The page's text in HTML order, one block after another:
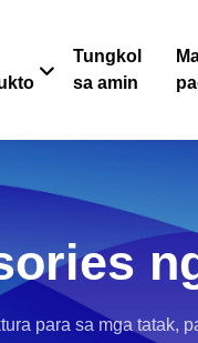
Tungkol
sa amin
para sa mga tatak,